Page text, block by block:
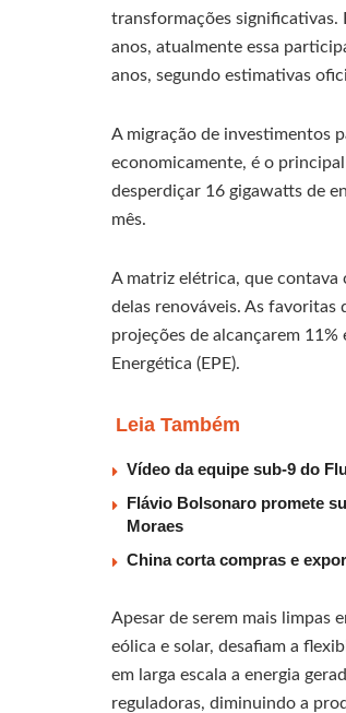
transformações significativas.
anos, atualmente essa
anos, segundo estimativas
A migração de investimentos
economicamente, é o
desperdiçar 16 gigawatts de
mês.
A matriz elétrica, que contava
delas renováveis. As favoritas
projeções de alcançarem 11%
Energética (EPE).
Leia Também
Vídeo da equipe sub-9 do
Flávio Bolsonaro promete
Moraes
China corta compras e
Apesar de serem mais limpas
eólica e solar, desafiam a
em larga escala a energia
reguladoras, diminuindo a